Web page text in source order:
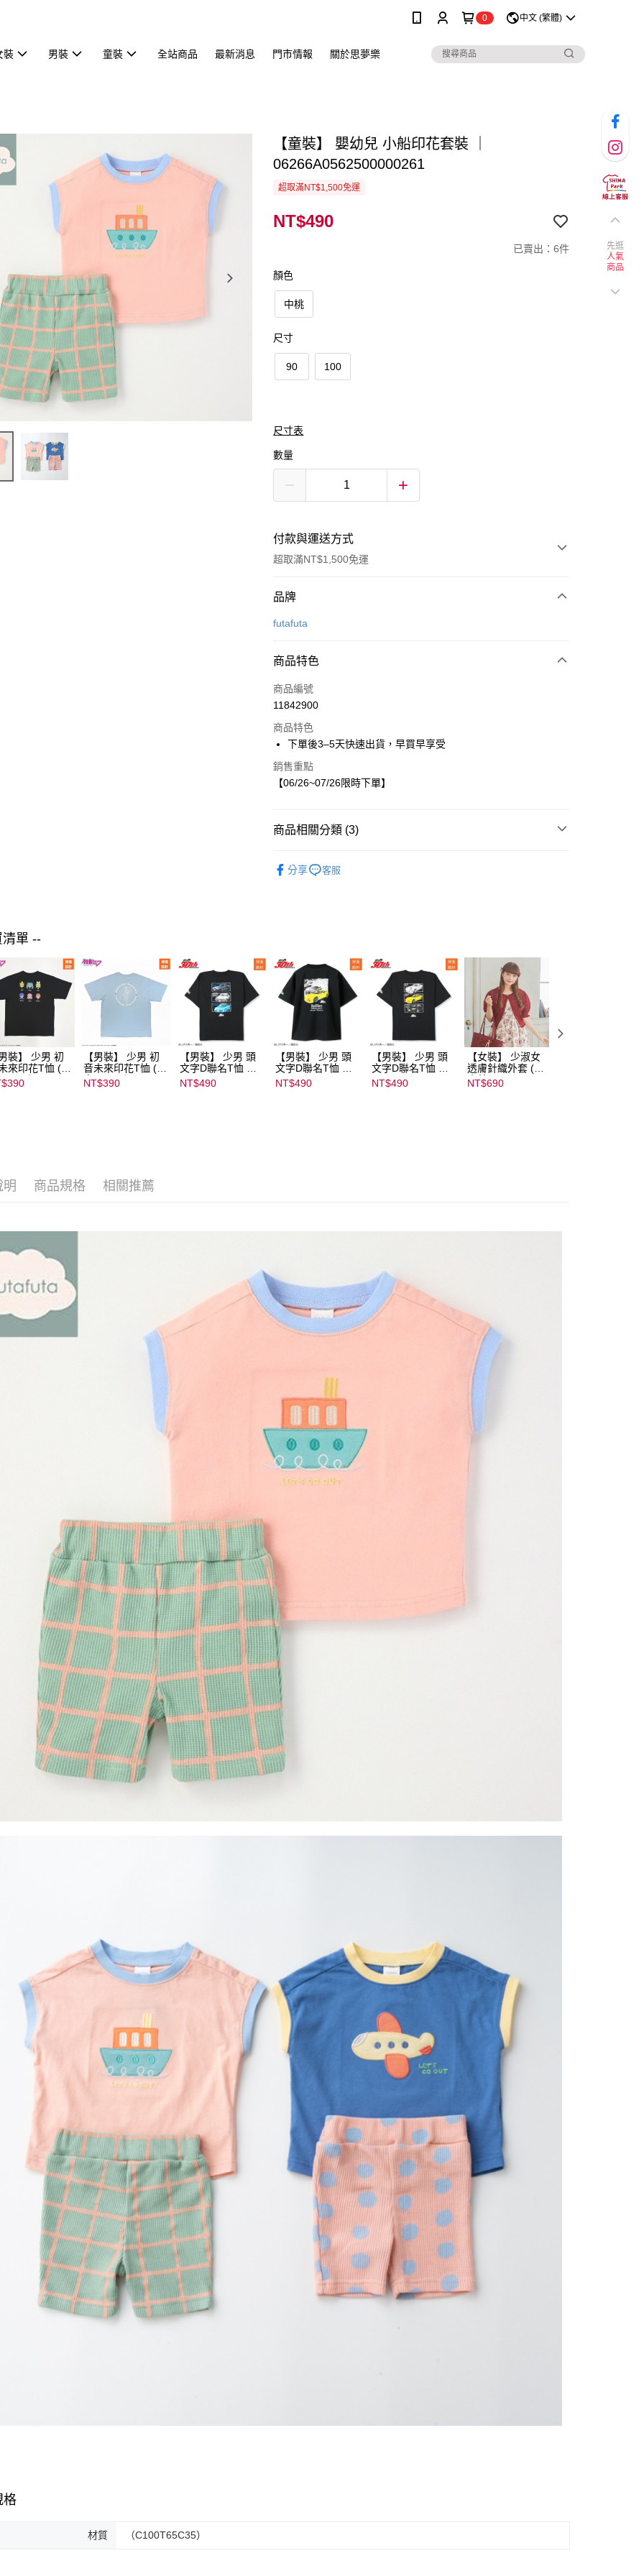
0 中文 (繁體)
裝 男裝 童裝 全站商品 最新消息 門市情報 關於思夢樂
【童裝】 嬰幼兒 小船印花套裝 ｜
06266A0562500000261
超取滿NT$1,500免運
NT$490
已賣出：6件
顏色
中桃
尺寸
90 100
尺寸表
數量
付款與運送方式
超取滿NT$1,500免運
付款方式
信用卡一次付款
街口支付
悠遊付
每筆NT$80，滿NT$1,500(含以上)免運費
每筆NT$80，滿NT$1,500(含以上)免運費
品牌
futafuta
商品特色
商品編號
11842900
商品特色
下單後3–5天快速出貨，早買早享受
銷售重點
【06/26~07/26限時下單】
商品相關分類 (3)
分享 客服
單 --
裝】 少男 初
來印花T恤 (初
ク) ｜
【男裝】 少男 初
音未來印花T恤 (初
音ミク) ｜
08022B01232000
NT$390
【男裝】 少男 頭
文字D聯名T恤 ｜
07102B01232000
15439
NT$490
【男裝】 少男 頭
文字D聯名T恤 ｜
07102B01232000
15434
NT$490
【男裝】 少男 頭
文字D聯名T恤 ｜
07102B01232000
15437
NT$490
【女裝】 少淑女
透膚針織外套 (青
木美沙子m♡petit
by misako)｜
NT$690
明 商品規格 相關推薦
格
材質 （C100T65C35）
先逛
人氣
商品